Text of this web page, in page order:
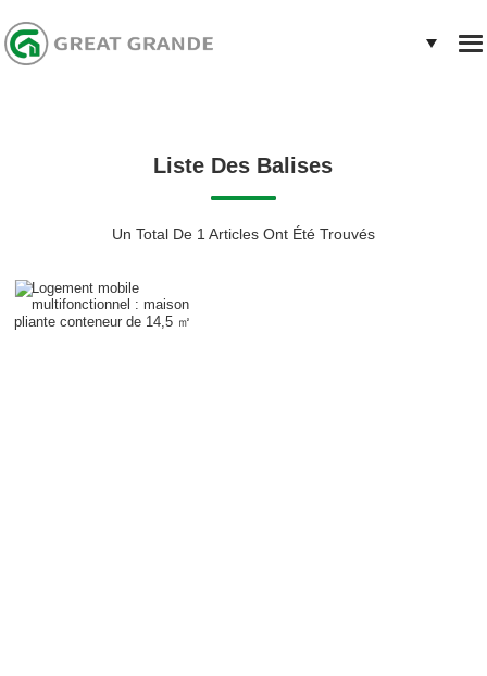
Liste Des Balises
Un Total De 1 Articles Ont Été Trouvés